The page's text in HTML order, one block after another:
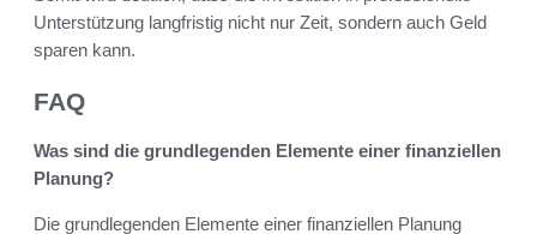
Unterstützung langfristig nicht nur Zeit, sondern auch Geld
sparen kann.
FAQ
Was sind die grundlegenden Elemente einer finanziellen
Planung?
Die grundlegenden Elemente einer finanziellen Planung